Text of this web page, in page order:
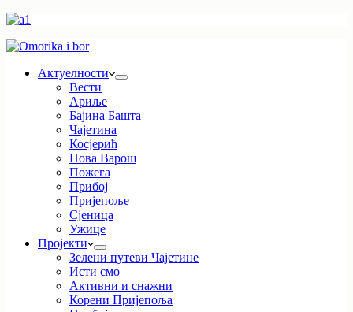
Актуелности
Вести
Ариље
Бајина Башта
Чајетина
Косјерић
Нова Варош
Пожега
Прибој
Пријепоље
Сјеница
Ужице
Пројекти
Зелени путеви Чајетине
Исти смо
Активни и снажни
Корени Пријепоља